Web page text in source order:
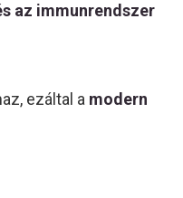
az immunrendszer
ezáltal a modern